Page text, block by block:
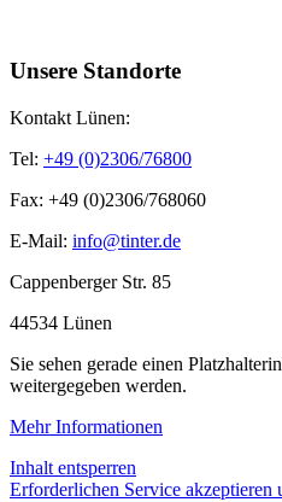
Unsere Standorte
Kontakt Lünen:
Tel: +49 (0)2306/76800
Fax: +49 (0)2306/768060
E-Mail: info@tinter.de
Cappenberger Str. 85
44534 Lünen
Sie sehen gerade einen
weitergegeben werden.
Mehr Informationen
Inhalt entsperren
Erforderlichen Service akzeptieren